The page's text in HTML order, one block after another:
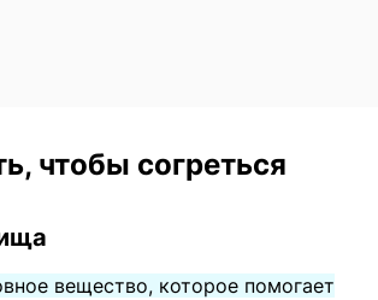
чтобы согреться
вещество, которое помогает